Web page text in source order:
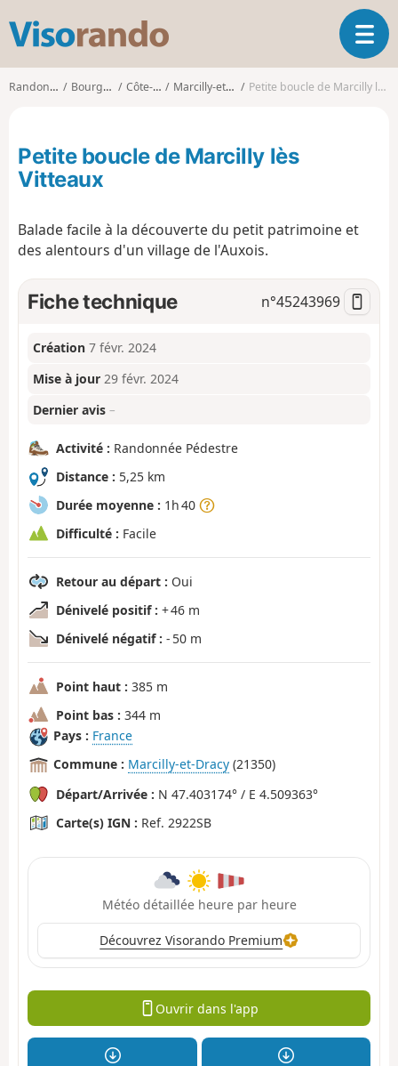
s
o
d
O
u
v
r
a
Randonnées Bourgogne Côte-d'Or Marcilly-et-Dracy Petite boucle de Marcilly lès Vitteaux
Petite boucle de Marcilly lès
Vitteaux
Balade facile à la découverte du petit patrimoine et
des alentours d'un village de l'Auxois.
Fiche technique n°45243969
Création 7 févr. 2024
Mise à jour 29 févr. 2024
Dernier avis –
Activité : Randonnée Pédestre
Distance : 5,25 km
Durée moyenne : 1h 40
Difficulté : Facile
Retour au départ : Oui
Dénivelé positif : + 46 m
Dénivelé négatif : - 50 m
Point haut : 385 m
Point bas : 344 m
Pays : France
Commune : Marcilly-et-Dracy (21350)
Départ/Arrivée : N 47.403174° / E 4.509363°
Carte(s) IGN : Ref. 2922SB
Météo détaillée heure par heure
Découvrez Visorando Premium
Ouvrir dans l'app